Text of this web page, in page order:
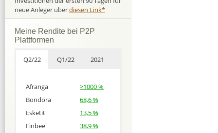
neue Anleger überdiesen Link*
Meine Rendite bei P2P
Plattformen
Q2/22 Q1/22 2021
Afranga
>1000 %
Bondora
68,6 %
Esketit
13,5 %
Finbee
38,9 %